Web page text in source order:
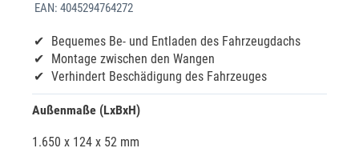
EAN: 4045294764272
Bequemes Be- und Entladen des Fahrzeugdachs
Montage zwischen den Wangen
Verhindert Beschädigung des Fahrzeuges
Außenmaße (LxBxH)
1.650 x 124 x 52 mm